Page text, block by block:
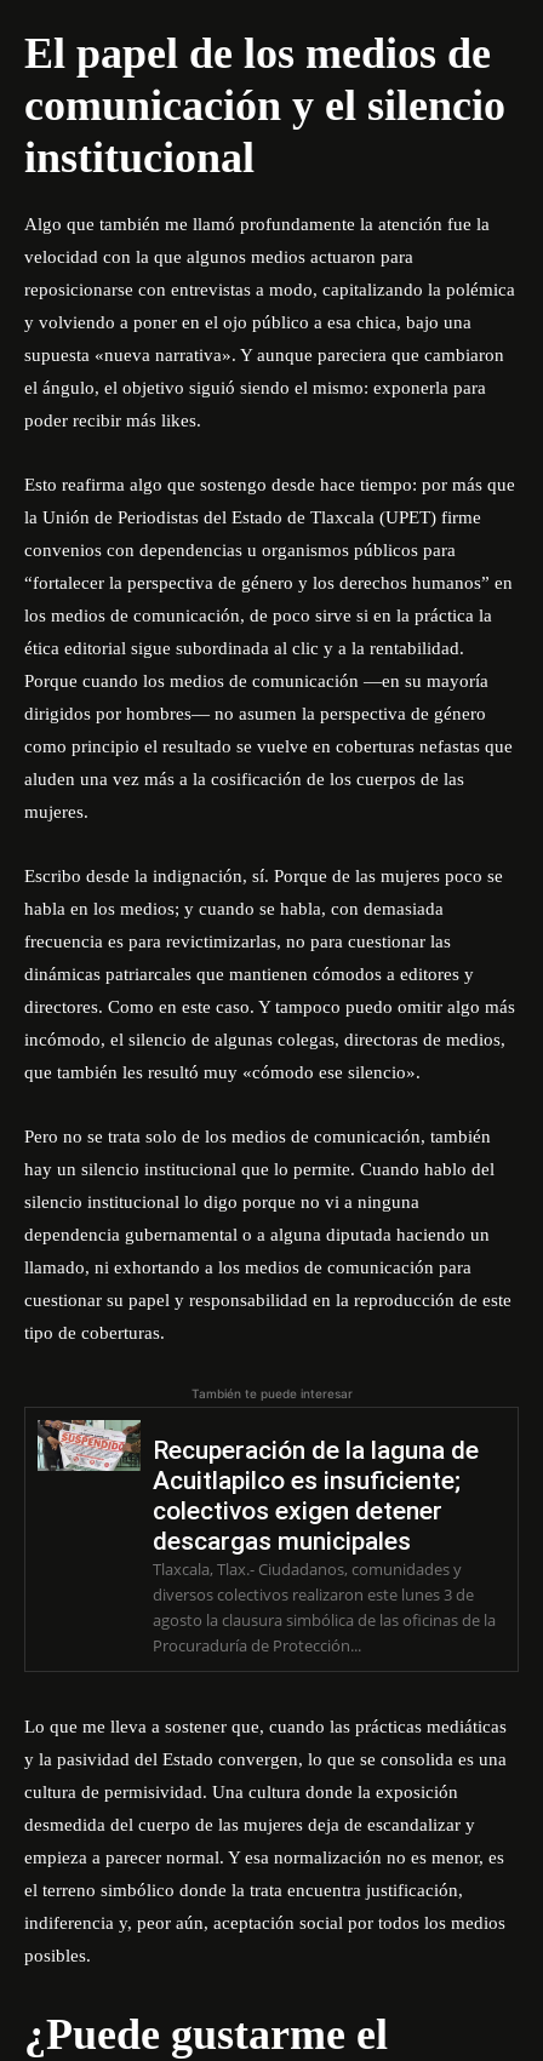
El papel de los medios de
comunicación y el silencio
institucional
Algo que también me llamó profundamente la atención fue la
velocidad con la que algunos medios actuaron para
reposicionarse con entrevistas a modo, capitalizando la polémica
y volviendo a poner en el ojo público a esa chica, bajo una
supuesta «nueva narrativa». Y aunque pareciera que cambiaron
el ángulo, el objetivo siguió siendo el mismo: exponerla para
poder recibir más likes.
Esto reafirma algo que sostengo desde hace tiempo: por más que
la Unión de Periodistas del Estado de Tlaxcala (UPET) firme
convenios con dependencias u organismos públicos para
“fortalecer la perspectiva de género y los derechos humanos” en
los medios de comunicación, de poco sirve si en la práctica la
ética editorial sigue subordinada al clic y a la rentabilidad.
Porque cuando los medios de comunicación —en su mayoría
dirigidos por hombres— no asumen la perspectiva de género
como principio el resultado se vuelve en coberturas nefastas que
aluden una vez más a la cosificación de los cuerpos de las
mujeres.
Escribo desde la indignación, sí. Porque de las mujeres poco se
habla en los medios; y cuando se habla, con demasiada
frecuencia es para revictimizarlas, no para cuestionar las
dinámicas patriarcales que mantienen cómodos a editores y
directores. Como en este caso. Y tampoco puedo omitir algo más
incómodo, el silencio de algunas colegas, directoras de medios,
que también les resultó muy «cómodo ese silencio».
Pero no se trata solo de los medios de comunicación, también
hay un silencio institucional que lo permite. Cuando hablo del
silencio institucional lo digo porque no vi a ninguna
dependencia gubernamental o a alguna diputada haciendo un
llamado, ni exhortando a los medios de comunicación para
cuestionar su papel y responsabilidad en la reproducción de este
tipo de coberturas.
También te puede interesar
Recuperación de la laguna de
Acuitlapilco es insuficiente;
colectivos exigen detener
descargas municipales
Tlaxcala, Tlax.- Ciudadanos, comunidades y
diversos colectivos realizaron este lunes 3 de
agosto la clausura simbólica de las oficinas de la
Procuraduría de Protección...
Lo que me lleva a sostener que, cuando las prácticas mediáticas
y la pasividad del Estado convergen, lo que se consolida es una
cultura de permisividad. Una cultura donde la exposición
desmedida del cuerpo de las mujeres deja de escandalizar y
empieza a parecer normal. Y esa normalización no es menor, es
el terreno simbólico donde la trata encuentra justificación,
indiferencia y, peor aún, aceptación social por todos los medios
posibles.
¿Puede gustarme el